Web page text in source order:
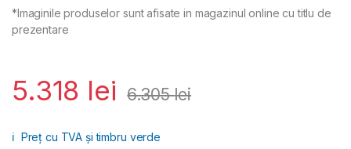
*Imaginile produselor sunt afisate in magazinul online cu titlu de
prezentare
5.318 lei 6.305lei
ℹ️ Preț cu TVA și timbru verde